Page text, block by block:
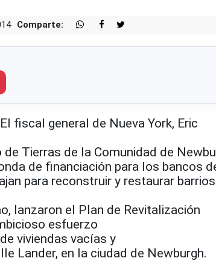
Comparte:
fiscal general de Nueva York, Eric
Tierras de la Comunidad de
de financiación para los bancos
para reconstruir y restaurar barrios
lanzaron el Plan de Revitalización
esfuerzo
viviendas vacías y
Lander, en la ciudad de Newburgh.